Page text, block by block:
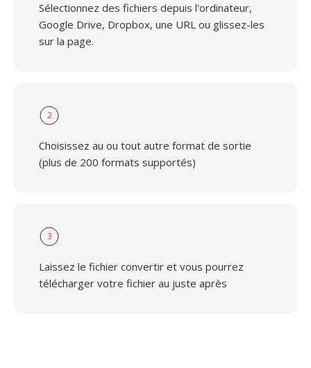
Sélectionnez des fichiers depuis l'ordinateur,
Google Drive, Dropbox, une URL ou glissez-les
sur la page.
2
Choisissez au ou tout autre format de sortie
(plus de 200 formats supportés)
3
Laissez le fichier convertir et vous pourrez
télécharger votre fichier au juste après